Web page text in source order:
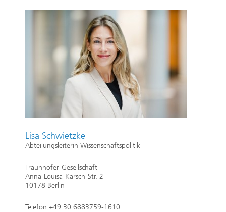
Lisa Schwietzke
Abteilungsleiterin Wissenschaftspolitik
Fraunhofer-Gesellschaft
Anna-Louisa-Karsch-Str. 2
10178 Berlin
Telefon +49 30 6883759-1610